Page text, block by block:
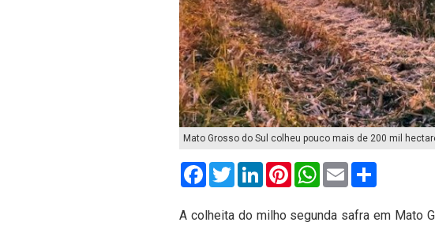
Mato Grosso do Sul colheu pouco mais de 200 mil
FacebookTwitterLinkedInPinterestWhatsApp
Email
A colheita do milho segunda safra em Mato